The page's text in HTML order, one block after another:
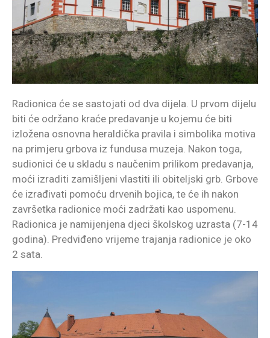
Radionica će se sastojati od dva dijela. U prvom dijelu
biti će održano kraće predavanje u kojemu će biti
izložena osnovna heraldička pravila i simbolika motiva
na primjeru grbova iz fundusa muzeja. Nakon toga,
sudionici će u skladu s naučenim prilikom predavanja,
moći izraditi zamišljeni vlastiti ili obiteljski grb. Grbove
će izrađivati pomoću drvenih bojica, te će ih nakon
završetka radionice moći zadržati kao uspomenu.
Radionica je namijenjena djeci školskog uzrasta (7-14
godina). Predviđeno vrijeme trajanja radionice je oko
2 sata.